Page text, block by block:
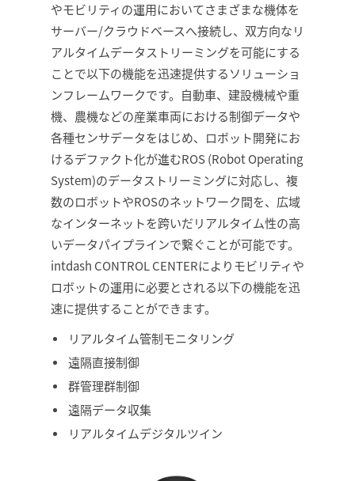
やモビリティの運用においてさまざまな機体を
サーバー/クラウドベースへ接続し、双方向なリ
アルタイムデータストリーミングを可能にする
ことで以下の機能を迅速提供するソリューショ
ンフレームワークです。自動車、建設機械や重
機、農機などの産業車両における制御データや
各種センサデータをはじめ、ロボット開発にお
けるデファクト化が進むROS (Robot Operating
System)のデータストリーミングに対応し、複
数のロボットやROSのネットワーク間を、広域
なインターネットを跨いだリアルタイム性の高
いデータパイプラインで繋ぐことが可能です。
intdash CONTROL CENTERによりモビリティや
ロボットの運用に必要とされる以下の機能を迅
速に提供することができます。
リアルタイム管制モニタリング
遠隔直接制御
群管理群制御
遠隔データ収集
リアルタイムデジタルツイン